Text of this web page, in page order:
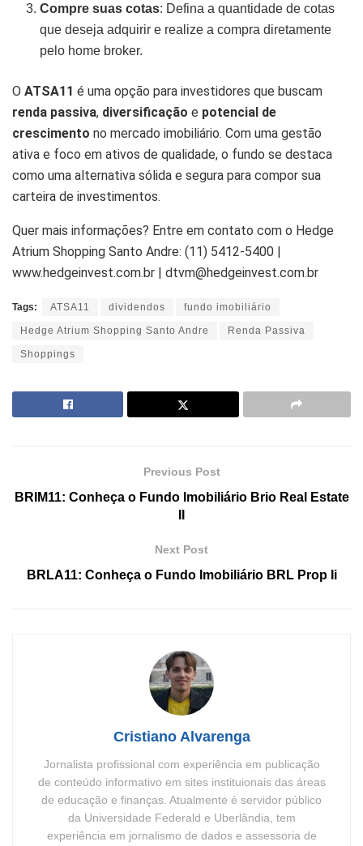
Compre suas cotas: Defina a quantidade de cotas
que deseja adquirir e realize a compra diretamente
pelo home broker.
O ATSA11 é uma opção para investidores que buscam
renda passiva, diversificação e potencial de
crescimento no mercado imobiliário. Com uma gestão
ativa e foco em ativos de qualidade, o fundo se destaca
como uma alternativa sólida e segura para compor sua
carteira de investimentos.
Quer mais informações? Entre em contato com o Hedge
Atrium Shopping Santo Andre: (11) 5412-5400 |
www.hedgeinvest.com.br | dtvm@hedgeinvest.com.br
Tags: ATSA11 dividendos fundo imobiliário
Hedge Atrium Shopping Santo Andre Renda Passiva
Shoppings
Previous Post
BRIM11: Conheça o Fundo Imobiliário Brio Real Estate
Next Post
BRLA11: Conheça o Fundo Imobiliário BRL Prop Ii
Cristiano Alvarenga
Jornalista profissional com experiência em publicação
de conteúdo informativo em sites instituionais das áreas
de educação e finanças. Atualmente é servidor público
da Universidade Federald e Uberlândia, tem
experiência em jornalismo de dados e assessoria de